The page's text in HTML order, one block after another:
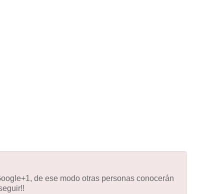
de ese modo otras personas conocerán